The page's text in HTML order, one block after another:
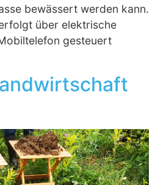
bewässert werden kann.
über elektrische
gesteuert